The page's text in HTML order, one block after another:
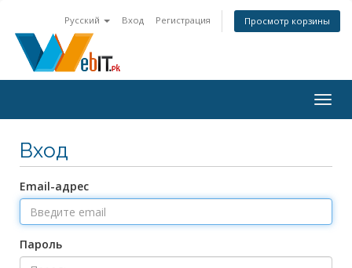
Русский Вход Регистрация Просмотр корзины
Вход
Email-адрес
Пароль